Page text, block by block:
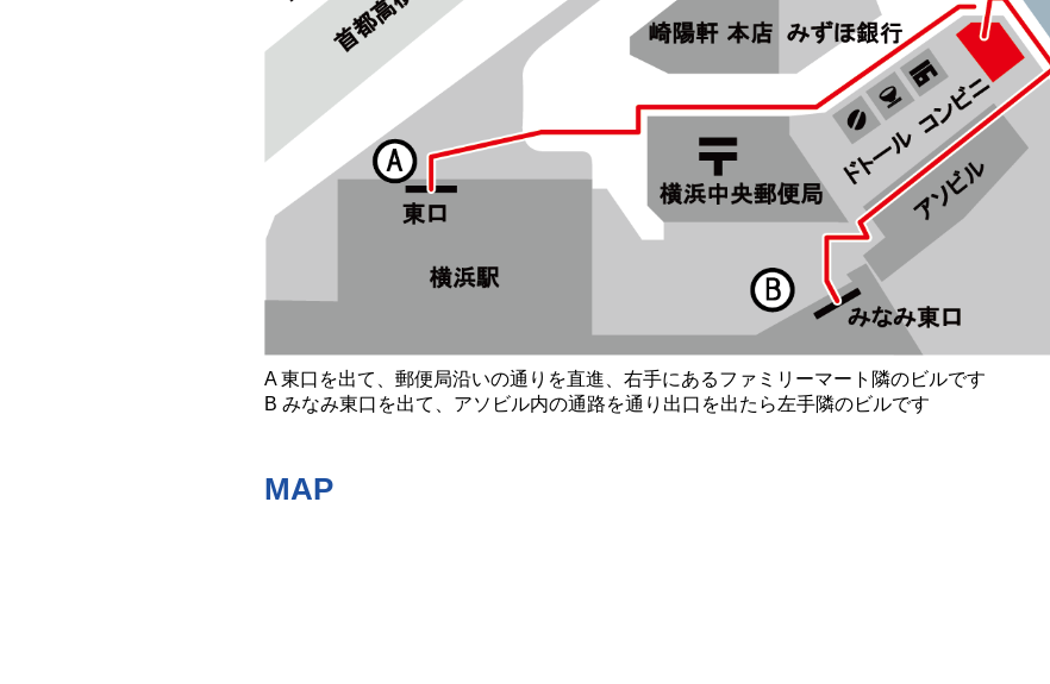
A 東口を出て、郵便局沿いの通りを直進、右手にあるファミリーマート隣のビルです
B みなみ東口を出て、アソビル内の通路を通り出口を出たら左手隣のビルです
MAP